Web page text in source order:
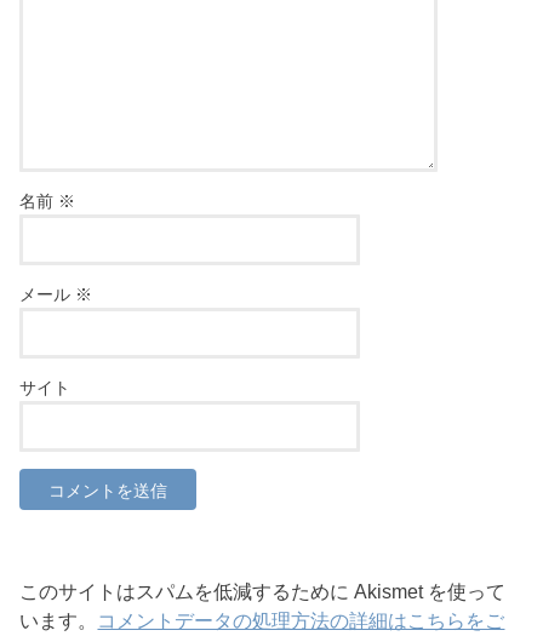
名前 ※
メール ※
サイト
このサイトはスパムを低減するために Akismet を使って
います。 コメントデータの処理方法の詳細はこちらをご